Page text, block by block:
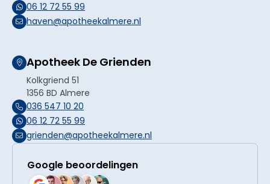
06 12 72 55 99
haven@apotheekalmere.nl
Apotheek De Grienden
Kolkgriend 51
1356 BD Almere
036 547 10 20
06 12 72 55 99
grienden@apotheekalmere.nl
Google beoordelingen